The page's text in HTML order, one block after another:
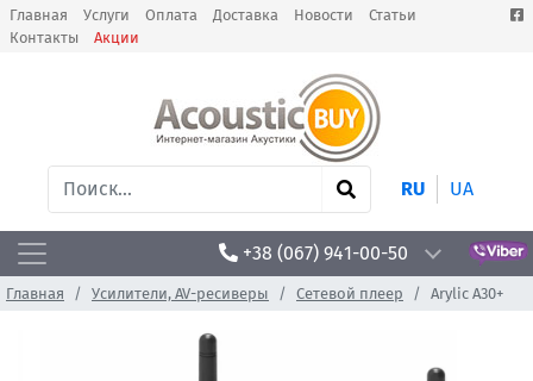
Главная Услуги Оплата Доставка Новости
Статьи
Контакты
Акции
RU UA
+38 (067) 941-00-50
Главная Усилители, AV-ресиверы Сетевой плеер Arylic A30+